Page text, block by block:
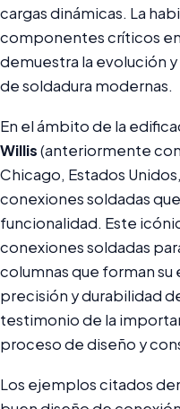
cargas dinámicas. La
componentes críticos
demuestra la evolución
de soldadura modernas.
En el ámbito de la
Willis(anteriormente
Chicago, Estados
conexiones soldadas
funcionalidad. Este
conexiones soldadas
columnas que forman
precisión y durabilidad
testimonio de la
proceso de diseño y
Los ejemplos citados